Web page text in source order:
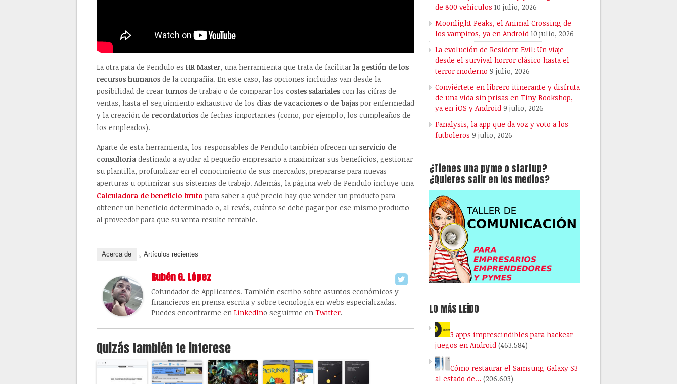
La otra pata de Pendulo es HR Master, una herramienta que trata de facilitar la gestión de los
recursos humanos de la compañía. En este caso, las opciones incluidas van desde la
posibilidad de crear turnos de trabajo o de comparar los costes salariales con las cifras de
ventas, hasta el seguimiento exhaustivo de los días de vacaciones o de bajaspor enfermedad
y la creación de recordatorios de fechas importantes (como, por ejemplo, los cumpleaños de
los empleados).
Aparte de esta herramienta, los responsables de Pendulo también ofrecen un servicio de
consultoría destinado a ayudar al pequeño empresario a maximizar sus beneficios, gestionar
su plantilla, profundizar en el conocimiento de sus mercados, prepararse para nuevas
aperturas u optimizar sus sistemas de trabajo. Además, la página web de Pendulo incluye una
Calculadora de beneficio bruto para saber a qué precio hay que vender un producto para
obtener un beneficio determinado o, al revés, cuánto se debe pagar por ese mismo producto
al proveedor para que su venta resulte rentable.
Acerca de Artículos recientes
Rubén G. López
Cofundador de Applicantes. También escribo sobre asuntos económicos y
financieros en prensa escrita y sobre tecnología en webs especializadas.
Puedes encontrarme en LinkedIno seguirme en Twitter.
Quizás también te interese
de 800 vehículos 10 julio, 2026
Moonlight Peaks, el Animal Crossing de
los vampiros, ya en Android 10 julio, 2026
La evolución de Resident Evil: Un viaje
desde el survival horror clásico hasta el
terror moderno 9 julio, 2026
Conviértete en librero itinerante y disfruta
de una vida sin prisas en Tiny Bookshop,
ya en iOS y Android 9 julio, 2026
Fanalysis, la app que da voz y voto a los
futboleros 9 julio, 2026
¿Tienes una pyme o startup?
¿Quieres salir en los medios?
LO MÁS LEÍDO
3 apps imprescindibles para hackear
juegos en Android (463.584)
Cómo restaurar el Samsung Galaxy S3
al estado de… (206.603)